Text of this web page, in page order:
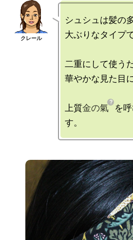
シュシュは髪の
大ぶりなタイプで
二重にして使う
華やかな見た目
上質金の氣
を